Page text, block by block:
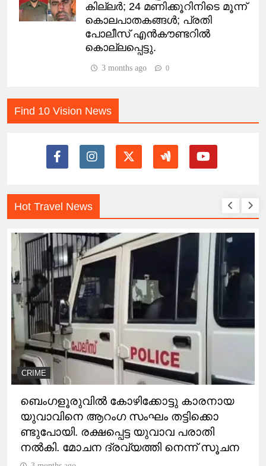
കില്ലർ; 24 മണിക്കൂറിനിടെ മൂന്ന്
കൊലപാതകങ്ങൾ; പ്രതി
പോലീസ് എൻകൗണ്ടറിൽ
കൊല്ലപ്പെട്ടു.
3 months ago 0
Find 10 Vision News
Hot Travel News
CRIME
ബെംഗളൂരുവിൽ കോഴിക്കോട്ടു കാരനായ
യുവാവിനെ ആറംഗ സംഘം തട്ടിക്കൊ
ണ്ടുപോയി. രക്ഷപ്പെട്ട യുവാവ പരാതി
നൽകി. മോചന ദ്രവ്യത്തി നെന്ന് സൂചന